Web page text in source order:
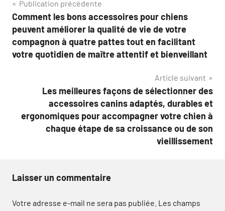
Navigation
de
l’article
Publication précédente
Comment les bons accessoires pour chiens
peuvent améliorer la qualité de vie de votre
compagnon à quatre pattes tout en facilitant
votre quotidien de maître attentif et bienveillant
Article suivant
Les meilleures façons de sélectionner des
accessoires canins adaptés, durables et
ergonomiques pour accompagner votre chien à
chaque étape de sa croissance ou de son
vieillissement
Laisser un commentaire
Votre adresse e-mail ne sera pas publiée. Les champs